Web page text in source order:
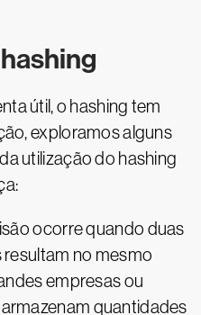
útil, o hashing tem
exploramos alguns
utilização do hashing
ocorre quando duas
no mesmo
empresas ou
quantidades